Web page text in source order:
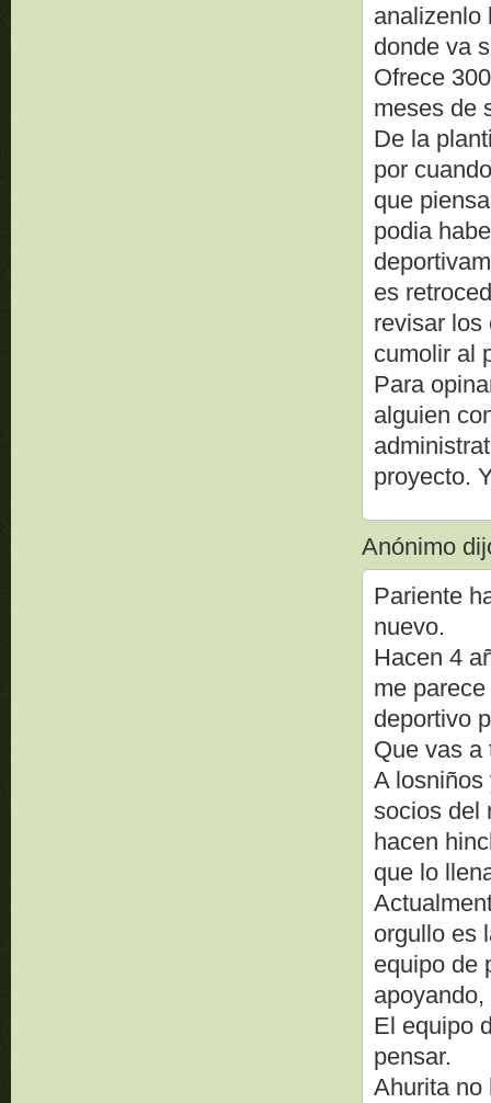
analizenlo
donde va
Ofrece
meses de
De la
por
que
podia
es
revisar los
cumolir al
Para
alguien
proyecto.
Anónimo
Pariente
nuevo.
Hacen 4
me
deportivo
Que vas a
A losniños
socios del
hacen
que lo
orgullo es
equipo de
El equipo
pensar.
Ahurita no